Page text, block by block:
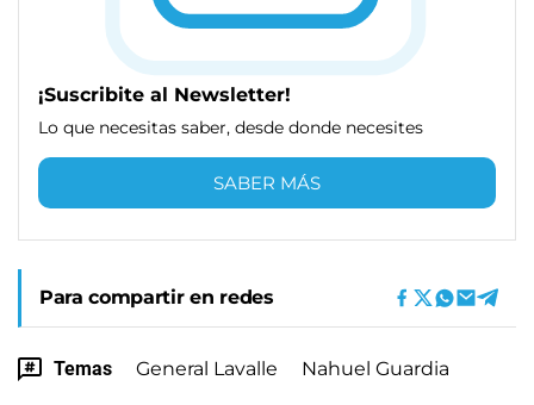
¡Suscribite al Newsletter!
Lo que necesitas saber, desde donde necesites
SABER MÁS
Para compartir en redes
Temas General Lavalle Nahuel Guardia